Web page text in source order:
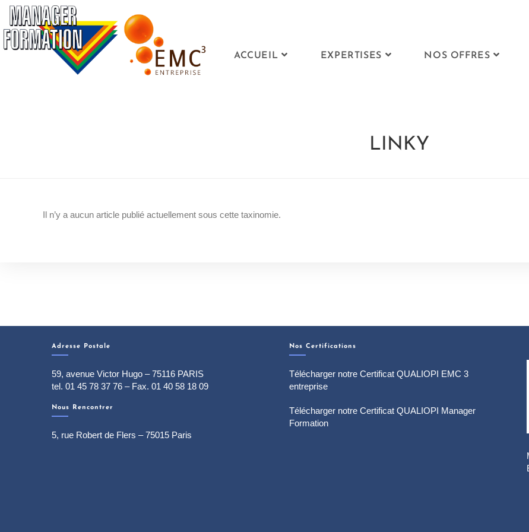
ACCUEIL EXPERTISES NOS OFFRES
LINKY
Il n’y a aucun article publié actuellement sous cette taxinomie.
Adresse Postale
59, avenue Victor Hugo – 75116 PARIS
tel. 01 45 78 37 76 – Fax. 01 40 58 18 09
Nous Rencontrer
5, rue Robert de Flers – 75015 Paris
Nos Certifications
Télécharger notre Certificat QUALIOPI EMC 3
entreprise
Télécharger notre Certificat QUALIOPI Manager
Formation